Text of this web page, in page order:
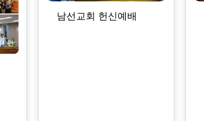
남선교회 헌신예배